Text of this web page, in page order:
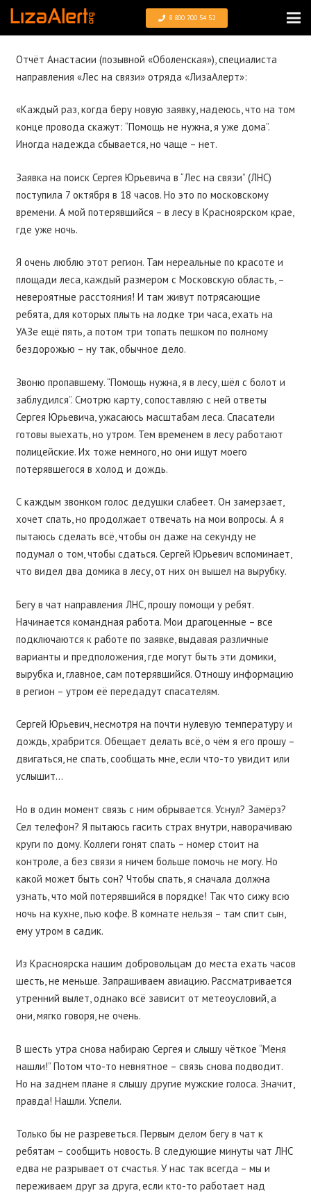
8 800 700 54 52
Отчёт Анастасии (позывной «Оболенская»), специалиста
направления «Лес на связи» отряда «ЛизаАлерт»:
«Каждый раз, когда беру новую заявку, надеюсь, что на том
конце провода скажут: “Помощь не нужна, я уже дома”.
Иногда надежда сбывается, но чаще – нет.
Заявка на поиск Сергея Юрьевича в “Лес на связи” (ЛНС)
поступила 7 октября в 18 часов. Но это по московскому
времени. А мой потерявшийся – в лесу в Красноярском крае,
где уже ночь.
Я очень люблю этот регион. Там нереальные по красоте и
площади леса, каждый размером с Московскую область, –
невероятные расстояния! И там живут потрясающие
ребята, для которых плыть на лодке три часа, ехать на
УАЗе ещё пять, а потом три топать пешком по полному
бездорожью – ну так, обычное дело.
Звоню пропавшему. “Помощь нужна, я в лесу, шёл с болот и
заблудился”. Смотрю карту, сопоставляю с ней ответы
Сергея Юрьевича, ужасаюсь масштабам леса. Спасатели
готовы выехать, но утром. Тем временем в лесу работают
полицейские. Их тоже немного, но они ищут моего
потерявшегося в холод и дождь.
С каждым звонком голос дедушки слабеет. Он замерзает,
хочет спать, но продолжает отвечать на мои вопросы. А я
пытаюсь сделать всё, чтобы он даже на секунду не
подумал о том, чтобы сдаться. Сергей Юрьевич вспоминает,
что видел два домика в лесу, от них он вышел на вырубку.
Бегу в чат направления ЛНС, прошу помощи у ребят.
Начинается командная работа. Мои драгоценные – все
подключаются к работе по заявке, выдавая различные
варианты и предположения, где могут быть эти домики,
вырубка и, главное, сам потерявшийся. Отношу информацию
в регион – утром её передадут спасателям.
Сергей Юрьевич, несмотря на почти нулевую температуру и
дождь, храбрится. Обещает делать всё, о чём я его прошу –
двигаться, не спать, сообщать мне, если что-то увидит или
услышит…
Но в один момент связь с ним обрывается. Уснул? Замёрз?
Сел телефон? Я пытаюсь гасить страх внутри, наворачиваю
круги по дому. Коллеги гонят спать – номер стоит на
контроле, а без связи я ничем больше помочь не могу. Но
какой может быть сон? Чтобы спать, я сначала должна
узнать, что мой потерявшийся в порядке! Так что сижу всю
ночь на кухне, пью кофе. В комнате нельзя – там спит сын,
ему утром в садик.
Из Красноярска нашим добровольцам до места ехать часов
шесть, не меньше. Запрашиваем авиацию. Рассматривается
утренний вылет, однако всё зависит от метеоусловий, а
они, мягко говоря, не очень.
В шесть утра снова набираю Сергея и слышу чёткое “Меня
нашли!” Потом что-то невнятное – связь снова подводит.
Но на заднем плане я слышу другие мужские голоса. Значит,
правда! Нашли. Успели.
Только бы не разреветься. Первым делом бегу в чат к
ребятам – сообщить новость. В следующие минуты чат ЛНС
едва не разрывает от счастья. У нас так всегда – мы и
переживаем друг за друга, если кто-то работает над